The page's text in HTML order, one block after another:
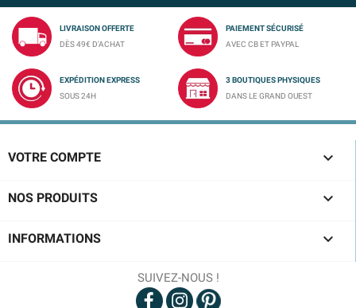
LIVRAISON OFFERTE
DÈS 49€ D'ACHAT
PAIEMENT SÉCURISÉ
AVEC CB ET PAYPAL
EXPÉDITION EXPRESS
SOUS 24H
3 BOUTIQUES PHYSIQUES
DANS LE GRAND OUEST
VOTRE COMPTE 
NOS PRODUITS 
INFORMATIONS 
SUIVEZ-NOUS !